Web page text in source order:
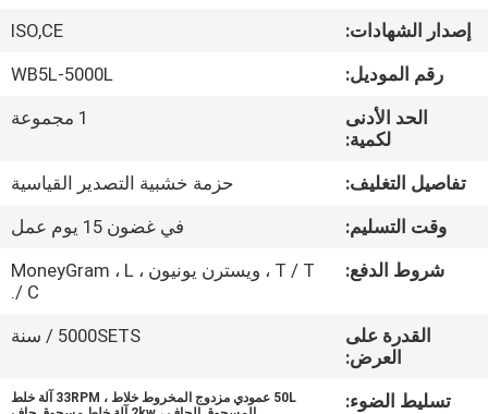
معلومات
جولة
المعمل
الجودة
إصدار الشهادات:
ISO,CE
رقم الموديل:
WB5L-5000L
الحد الأدنى
لكمية:
1 مجموعة
تفاصيل التغليف:
حزمة خشبية التصدير القياسية
وقت التسليم:
في غضون 15 يوم عمل
شروط الدفع:
T / T ، ويسترن يونيون ، MoneyGram ، L
/ C.
القدرة على
العرض:
5000SETS / سنة
تسليط الضوء:
50L عمودي مزدوج المخروط خلاط ، 33RPM آلة خلط